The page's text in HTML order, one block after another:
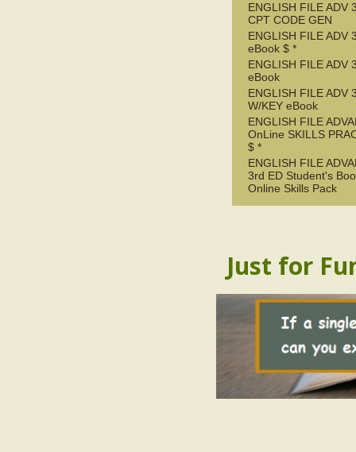
ENGLISH FILE ADV
CPT CODE GEN
ENGLISH FILE ADV
eBook $ *
ENGLISH FILE ADV
eBook
ENGLISH FILE ADV
W/KEY eBook
ENGLISH FILE
OnLine SKILLS
$ *
ENGLISH FILE
3rd ED Student's
Online Skills Pack
Just for